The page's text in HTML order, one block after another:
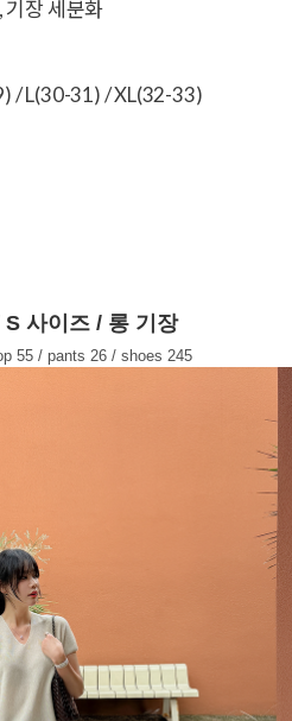
기장 세분화
/ L(30-31) / XL(32-33)
사이즈 / 롱 기장
55 / pants 26 / shoes 245